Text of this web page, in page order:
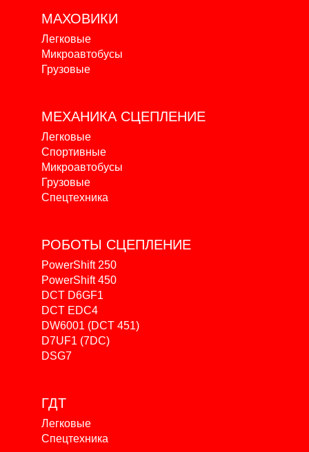
МАХОВИКИ
Легковые
Микроавтобусы
Грузовые
МЕХАНИКА СЦЕПЛЕНИЕ
Легковые
Спортивные
Микроавтобусы
Грузовые
Спецтехника
РОБОТЫ СЦЕПЛЕНИЕ
PowerShift 250
PowerShift 450
DCT D6GF1
DCT EDC4
DW6001 (DCT 451)
D7UF1 (7DC)
DSG7
ГДТ
Легковые
Спецтехника